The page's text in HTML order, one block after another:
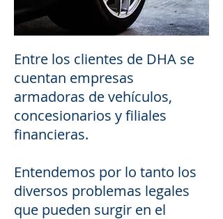
Entre los clientes de DHA se
cuentan empresas
armadoras de vehículos,
concesionarios y filiales
financieras.
Entendemos por lo tanto los
diversos problemas legales
que pueden surgir en el